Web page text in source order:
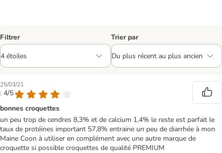
Filtrer Trier par
25/03/21
: 4/5
bonnes croquettes
un peu trop de cendres 8,3% et de calcium 1,4% le reste est parfait le
taux de protéines important 57,8% entraine un peu de diarrhée à mon
Maine Coon à utiliser en complément avec une autre marque de
croquette si possible croquettes de qualité PREMIUM